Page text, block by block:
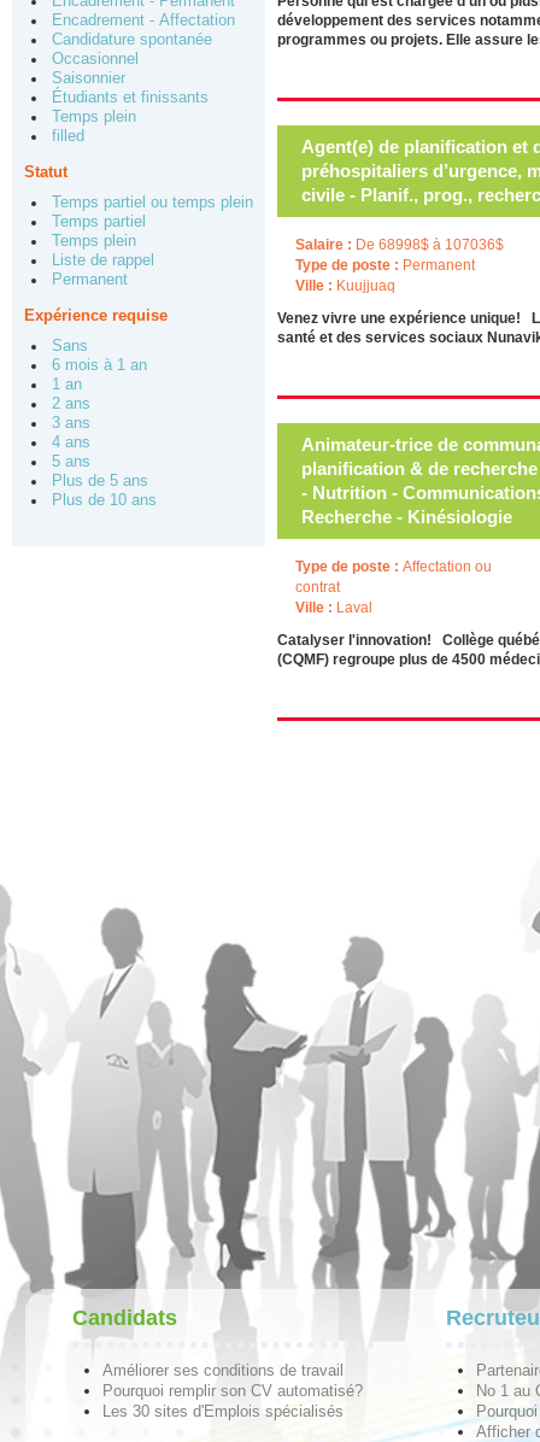
Encadrement - Affectation
Candidature spontanée
Occasionnel
Saisonnier
Étudiants et finissants
Temps plein
filled
Statut
Temps partiel ou temps plein
Temps partiel
Temps plein
Liste de rappel
Permanent
Expérience requise
Sans
6 mois à 1 an
1 an
2 ans
3 ans
4 ans
5 ans
Plus de 5 ans
Plus de 10 ans
développement des services
programmes ou projets. Elle assure
Agent(e) de planification et
préhospitaliers d’urgence,
civile - Planif., prog.,
Salaire : De 68998$ à 107036$
Type de poste : Permanent
Ville : Kuujjuaq
Venez vivre une expérience unique!
santé et des services sociaux
Animateur-trice de
planification & de
- Nutrition -
Recherche - Kinésiologie
Type de poste : Affectation ou
contrat
Ville : Laval
Catalyser l'innovation! Collège
(CQMF) regroupe plus de 4500
Candidats
Améliorer ses conditions de travail
Pourquoi remplir son CV automatisé?
Les 30 sites d'Emplois spécialisés
No 1 au
Afficher